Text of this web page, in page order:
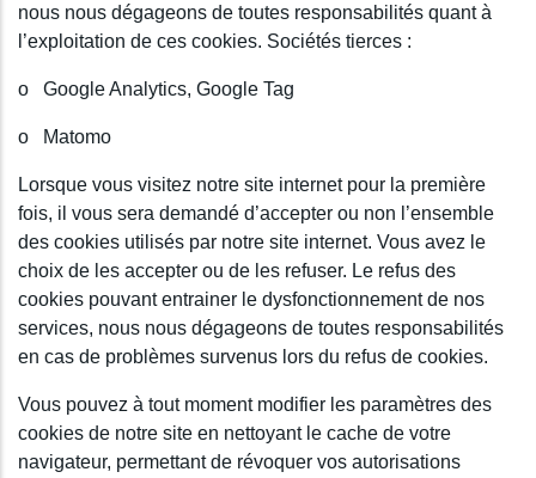
nous nous dégageons de toutes responsabilités quant à
l’exploitation de ces cookies. Sociétés tierces :
o Google Analytics, Google Tag
o Matomo
Lorsque vous visitez notre site internet pour la première
fois, il vous sera demandé d’accepter ou non l’ensemble
des cookies utilisés par notre site internet. Vous avez le
choix de les accepter ou de les refuser. Le refus des
cookies pouvant entrainer le dysfonctionnement de nos
services, nous nous dégageons de toutes responsabilités
en cas de problèmes survenus lors du refus de cookies.
Vous pouvez à tout moment modifier les paramètres des
cookies de notre site en nettoyant le cache de votre
navigateur, permettant de révoquer vos autorisations